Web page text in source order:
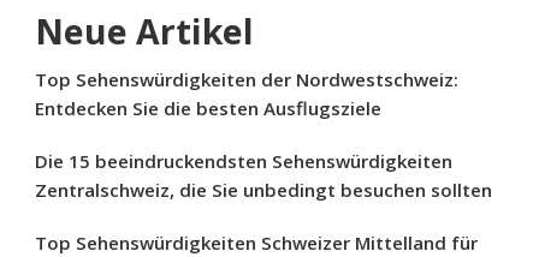
Neue Artikel
Top Sehenswürdigkeiten der Nordwestschweiz:
Entdecken Sie die besten Ausflugsziele
Die 15 beeindruckendsten Sehenswürdigkeiten
Zentralschweiz, die Sie unbedingt besuchen sollten
Top Sehenswürdigkeiten Schweizer Mittelland für